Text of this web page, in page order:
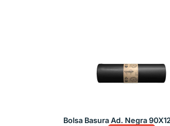
Bolsa Basura Ad. Negra